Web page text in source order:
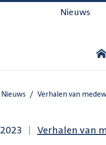
Nieuws
Nieuws / Verhalen van
Verhalen van